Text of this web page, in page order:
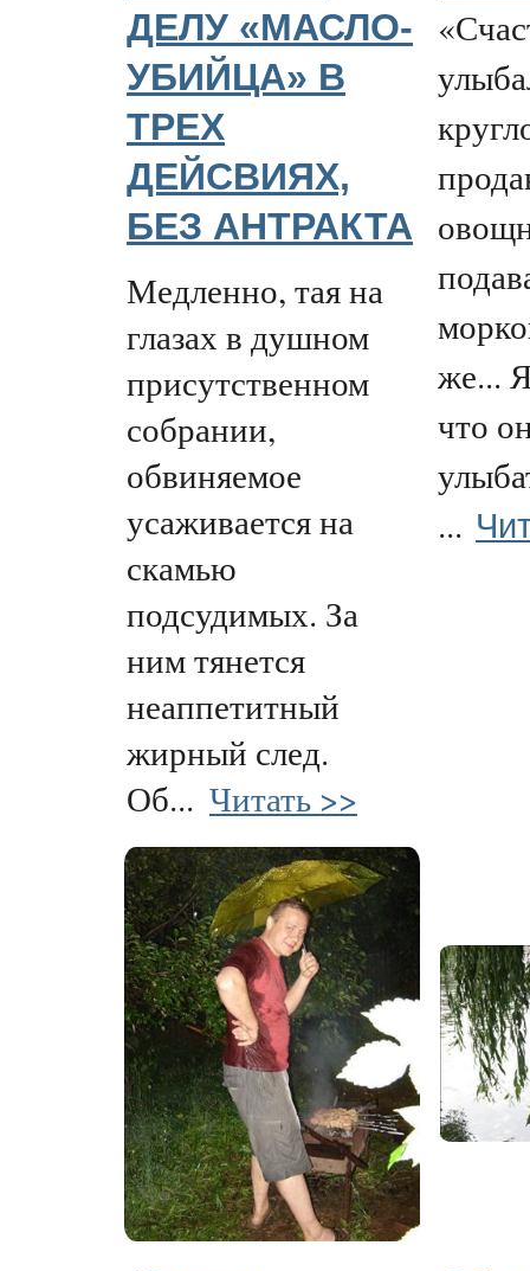
ДЕЛУ «МАСЛО-
УБИЙЦА» В
ТРЕХ
ДЕЙСВИЯХ,
БЕЗ АНТРАКТА
Медленно, тая на
глазах в душном
присутственном
собрании,
обвиняемое
усаживается на
скамью
подсудимых. За
ним тянется
неаппетитный
жирный след.
Об... Читать >>
же...
что
...